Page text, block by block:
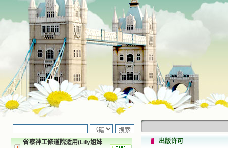
省察神工修道院适用(Lily姐妹
出版许可